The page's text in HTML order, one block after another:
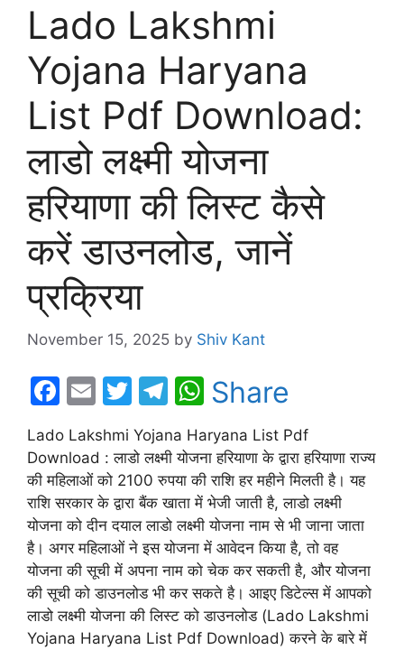
Lado Lakshmi
Yojana Haryana
List Pdf Download:
लाडो लक्ष्मी योजना
हरियाणा की लिस्ट कैसे
करें डाउनलोड, जानें
प्रक्रिया
November 15, 2025 by Shiv Kant
F
c
e
b
o
o
k
E
ai
l
T
itt
er
T
e
gr
a
m
W
at
s
A
p
p
Share
Lado Lakshmi Yojana Haryana List Pdf
Download : लाडो लक्ष्मी योजना हरियाणा के द्वारा हरियाणा राज्य
की महिलाओं को 2100 रुपया की राशि हर महीने मिलती है। यह
राशि सरकार के द्वारा बैंक खाता में भेजी जाती है, लाडो लक्ष्मी
योजना को दीन दयाल लाडो लक्ष्मी योजना नाम से भी जाना जाता
है। अगर महिलाओं ने इस योजना में आवेदन किया है, तो वह
योजना की सूची में अपना नाम को चेक कर सकती है, और योजना
की सूची को डाउनलोड भी कर सकते है। आइए डिटेल्स में आपको
लाडो लक्ष्मी योजना की लिस्ट को डाउनलोड (Lado Lakshmi
Yojana Haryana List Pdf Download) करने के बारे में